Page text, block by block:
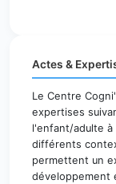
Actes &
Le Centre
expertises
l'enfant/adulte
différents
permettent un
développement